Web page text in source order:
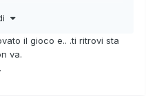
a risparmio ma sono
il gioco e.. .ti ritrovi sta
va.